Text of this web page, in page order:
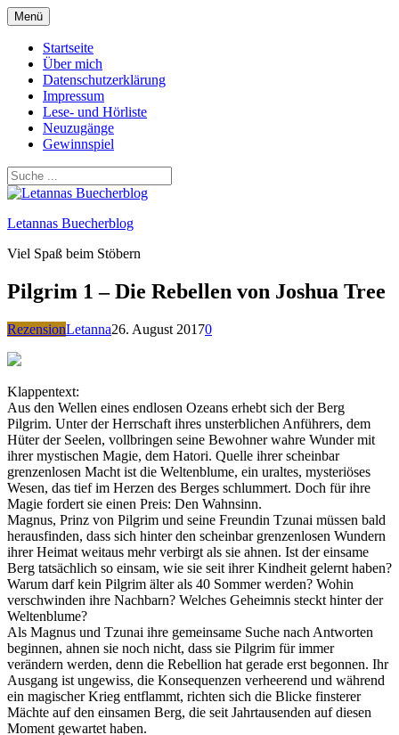
Zum
Inhalt
springen
Menü
Startseite
Über mich
Datenschutzerklärung
Impressum
Lese- und Hörliste
Neuzugänge
Gewinnspiel
Letannas Buecherblog
Viel Spaß beim Stöbern
Pilgrim 1 – Die Rebellen von Joshua Tree
RezensionLetanna26. August 20170
Klappentext:
Aus den Wellen eines endlosen Ozeans erhebt sich der Berg
Pilgrim. Unter der Herrschaft ihres unsterblichen Anführers, dem
Hüter der Seelen, vollbringen seine Bewohner wahre Wunder mit
ihrer mystischen Magie, dem Hatori. Quelle ihrer scheinbar
grenzenlosen Macht ist die Weltenblume, ein uraltes, mysteriöses
Wesen, das tief im Herzen des Berges schlummert. Doch für ihre
Magie fordert sie einen Preis: Den Wahnsinn.
Magnus, Prinz von Pilgrim und seine Freundin Tzunai müssen bald
herausfinden, dass sich hinter den scheinbar grenzenlosen Wundern
ihrer Heimat weitaus mehr verbirgt als sie ahnen. Ist der einsame
Berg tatsächlich so einsam, wie sie seit ihrer Kindheit gelernt haben?
Warum darf kein Pilgrim älter als 40 Sommer werden? Wohin
verschwinden ihre Nachbarn? Welches Geheimnis steckt hinter der
Weltenblume?
Als Magnus und Tzunai ihre gemeinsame Suche nach Antworten
beginnen, ahnen sie noch nicht, dass sie Pilgrim für immer
verändern werden, denn die Rebellion hat gerade erst begonnen. Ihr
Ausgang ist ungewiss, die Konsequenzen verheerend und während
ein magischer Krieg entflammt, richten sich die Blicke finsterer
Mächte auf den einsamen Berg, die seit Jahrtausenden auf diesen
Moment gewartet haben.